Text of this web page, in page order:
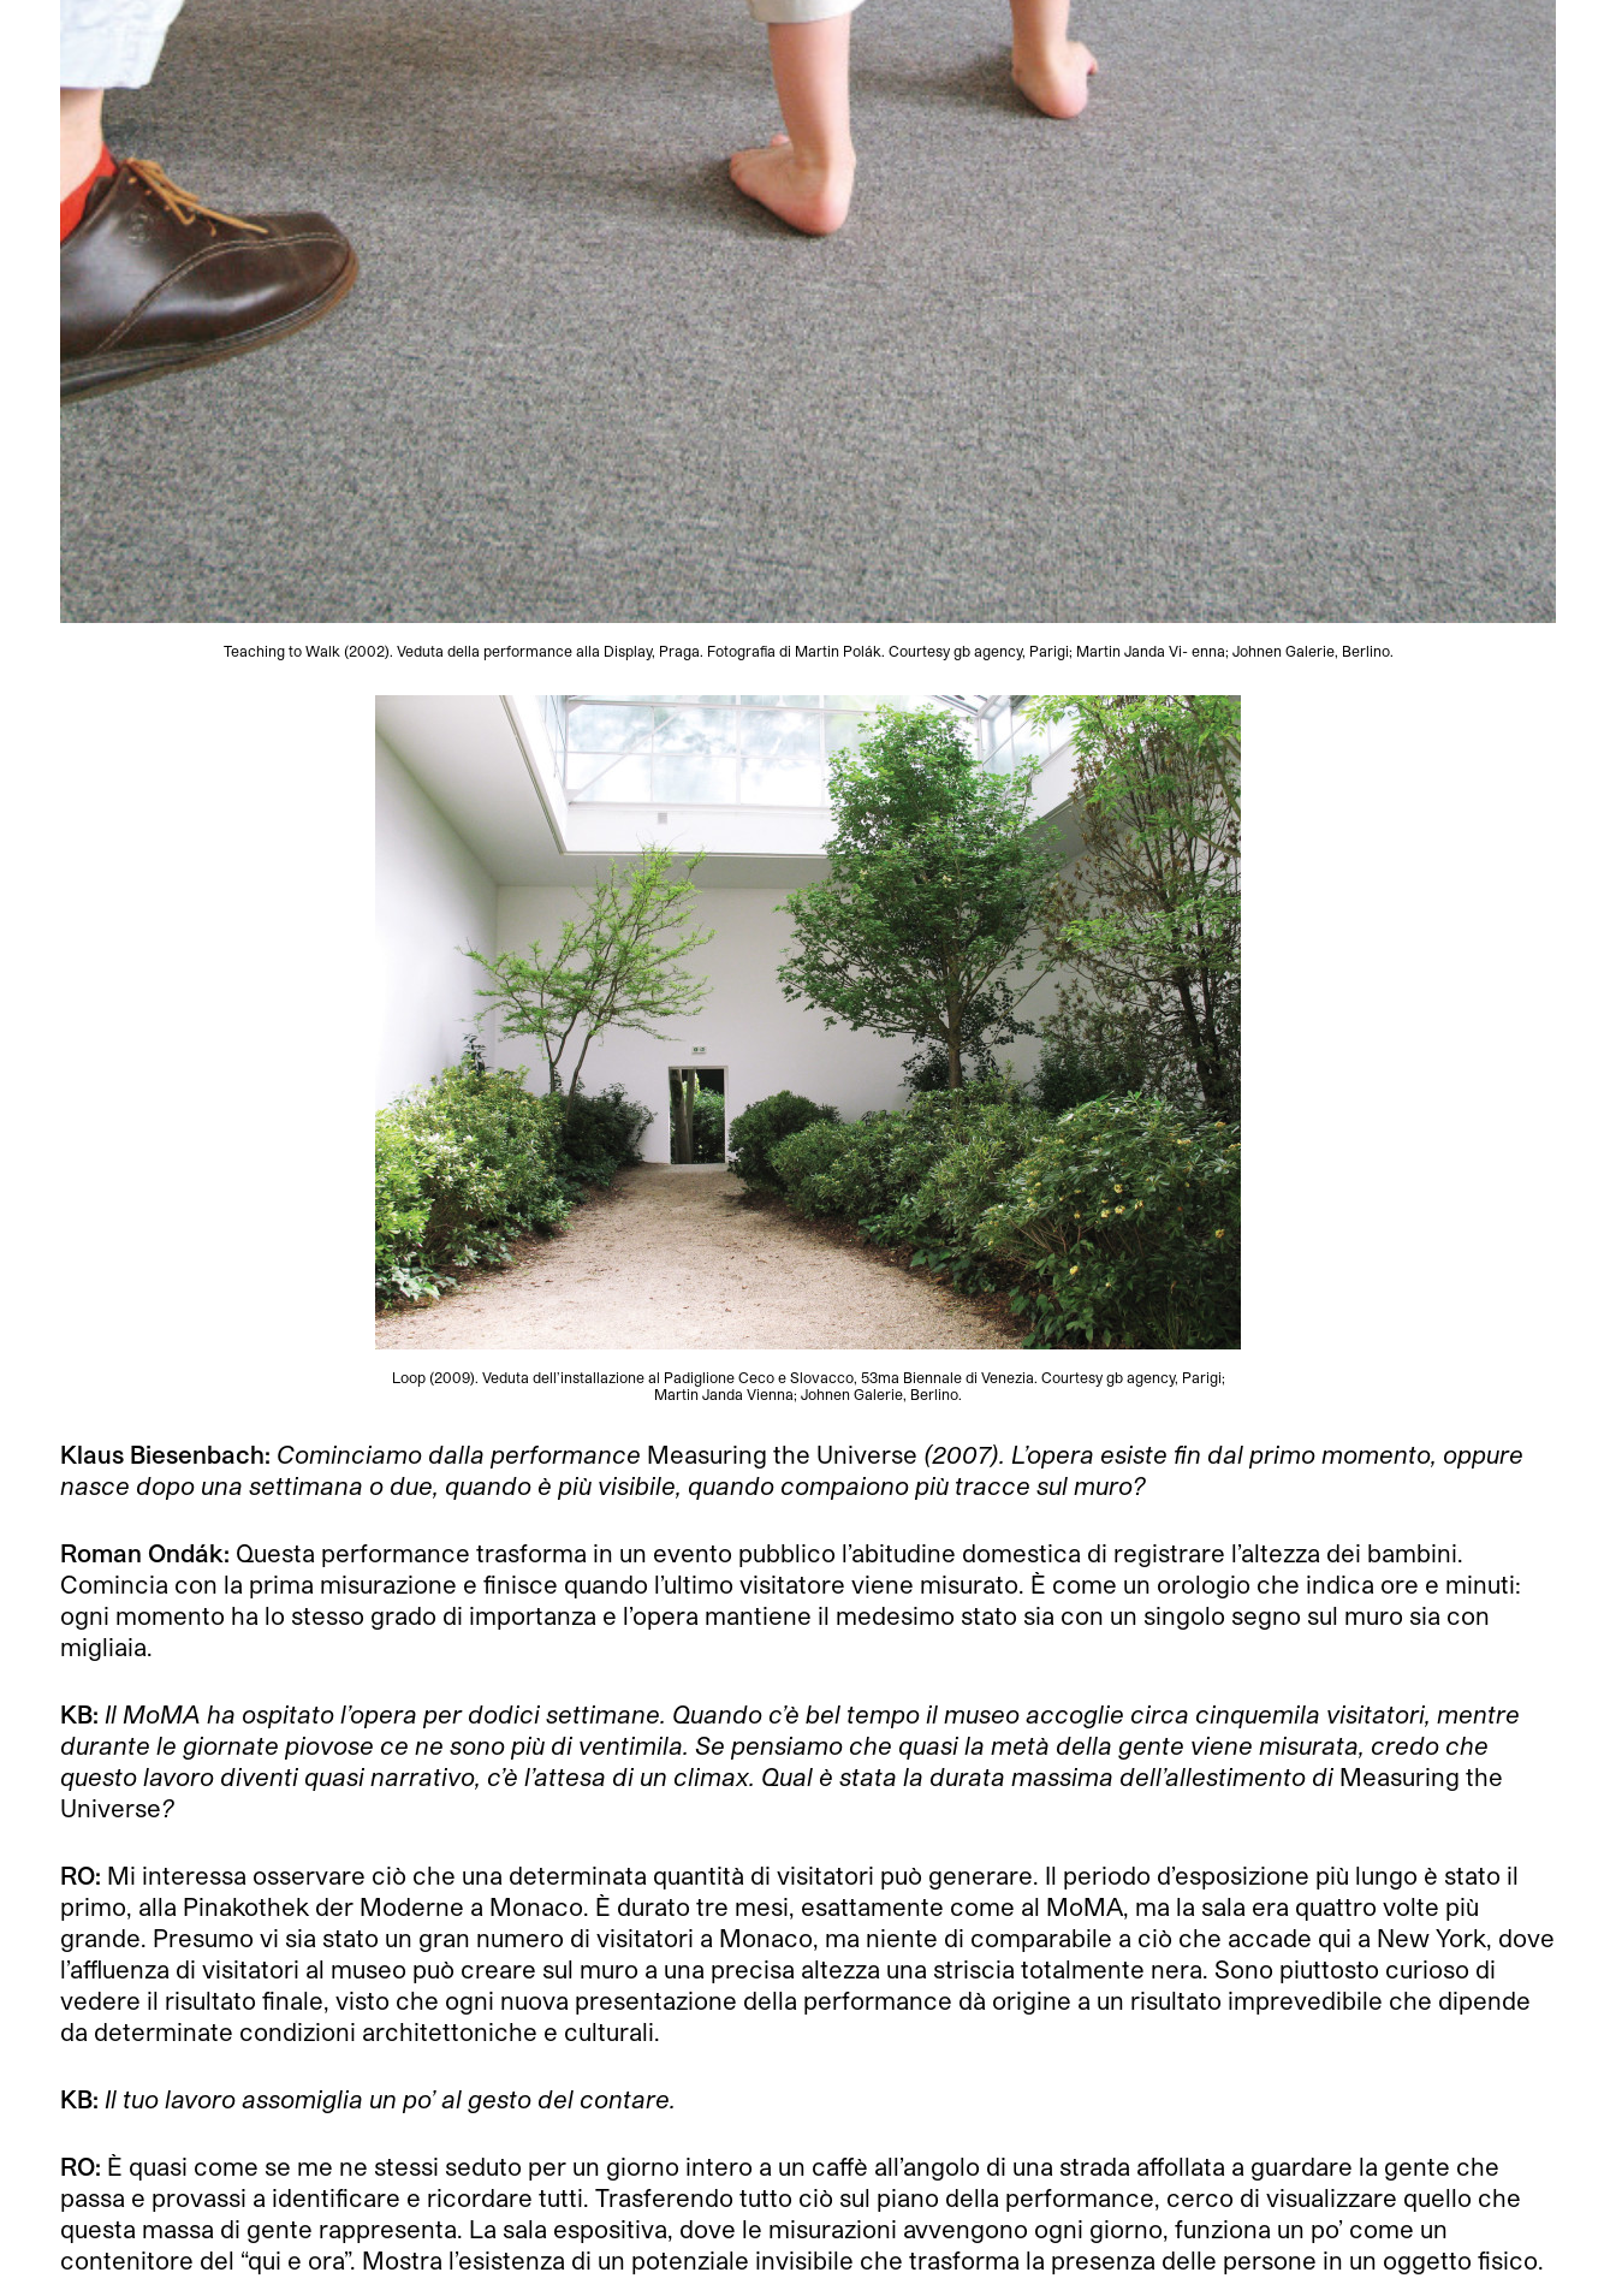
Teaching to Walk (2002). Veduta della performance alla Display, Praga. Fotografia di Martin Polák. Courtesy gb agency, Parigi; Martin Janda Vi- enna; Johnen Galerie, Berlino.
Loop (2009). Veduta dell’installazione al Padiglione Ceco e Slovacco, 53ma Biennale di Venezia. Courtesy gb agency, Parigi;
Martin Janda Vienna; Johnen Galerie, Berlino.
Klaus Biesenbach: Cominciamo dalla performance Measuring the Universe (2007). L’opera esiste fin dal primo momento, oppure
nasce dopo una settimana o due, quando è più visibile, quando compaiono più tracce sul muro?
Roman Ondák: Questa performance trasforma in un evento pubblico l’abitudine domestica di registrare l’altezza dei bambini.
Comincia con la prima misurazione e finisce quando l’ultimo visitatore viene misurato. È come un orologio che indica ore e minuti:
ogni momento ha lo stesso grado di importanza e l’opera mantiene il medesimo stato sia con un singolo segno sul muro sia con
migliaia.
KB: Il MoMA ha ospitato l’opera per dodici settimane. Quando c’è bel tempo il museo accoglie circa cinquemila visitatori, mentre
durante le giornate piovose ce ne sono più di ventimila. Se pensiamo che quasi la metà della gente viene misurata, credo che
questo lavoro diventi quasi narrativo, c’è l’attesa di un climax. Qual è stata la durata massima dell’allestimento di Measuring the
Universe?
RO: Mi interessa osservare ciò che una determinata quantità di visitatori può generare. Il periodo d’esposizione più lungo è stato il
primo, alla Pinakothek der Moderne a Monaco. È durato tre mesi, esattamente come al MoMA, ma la sala era quattro volte più
grande. Presumo vi sia stato un gran numero di visitatori a Monaco, ma niente di comparabile a ciò che accade qui a New York, dove
l’affluenza di visitatori al museo può creare sul muro a una precisa altezza una striscia totalmente nera. Sono piuttosto curioso di
vedere il risultato finale, visto che ogni nuova presentazione della performance dà origine a un risultato imprevedibile che dipende
da determinate condizioni architettoniche e culturali.
KB: Il tuo lavoro assomiglia un po’ al gesto del contare.
RO: È quasi come se me ne stessi seduto per un giorno intero a un caffè all’angolo di una strada affollata a guardare la gente che
passa e provassi a identificare e ricordare tutti. Trasferendo tutto ciò sul piano della performance, cerco di visualizzare quello che
questa massa di gente rappresenta. La sala espositiva, dove le misurazioni avvengono ogni giorno, funziona un po’ come un
contenitore del “qui e ora”. Mostra l’esistenza di un potenziale invisibile che trasforma la presenza delle persone in un oggetto fisico.